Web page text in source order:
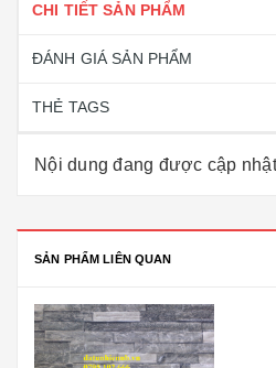
CHI TIẾT SẢN PHẨM
ĐÁNH GIÁ SẢN PHẨM
THẺ TAGS
Nội dung đang được cập
SẢN PHẨM LIÊN QUAN